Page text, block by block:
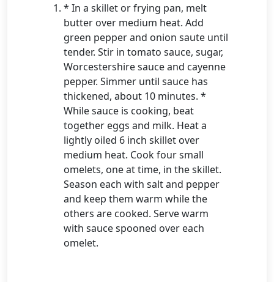
* In a skillet or frying pan, melt
butter over medium heat. Add
green pepper and onion saute until
tender. Stir in tomato sauce, sugar,
Worcestershire sauce and cayenne
pepper. Simmer until sauce has
thickened, about 10 minutes. *
While sauce is cooking, beat
together eggs and milk. Heat a
lightly oiled 6 inch skillet over
medium heat. Cook four small
omelets, one at time, in the skillet.
Season each with salt and pepper
and keep them warm while the
others are cooked. Serve warm
with sauce spooned over each
omelet.